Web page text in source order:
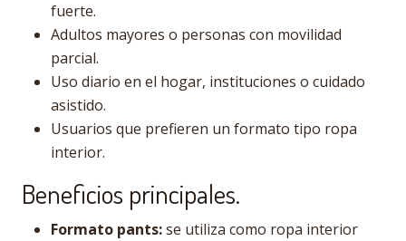
fuerte.
Adultos mayores o personas con movilidad
parcial.
Uso diario en el hogar, instituciones o cuidado
asistido.
Usuarios que prefieren un formato tipo ropa
interior.
Beneficios principales.
Formato pants:se utiliza como ropa interior